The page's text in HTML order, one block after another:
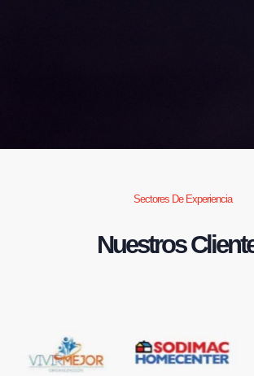
Sectores De Experiencia
Nuestros